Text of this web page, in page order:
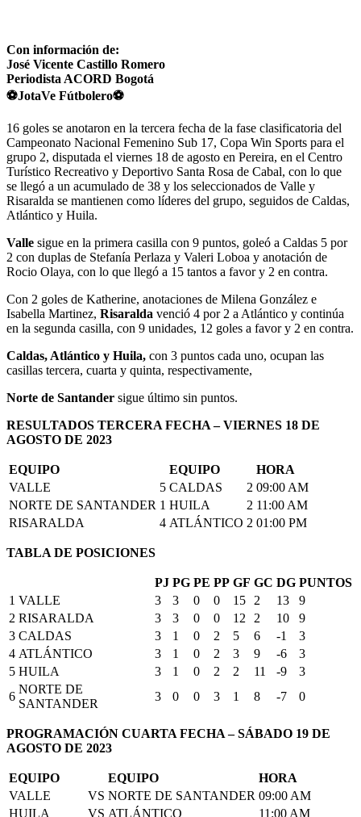
Con información de:
José Vicente Castillo Romero
Periodista ACORD Bogotá
⚽JotaVe Fútbolero⚽
16 goles se anotaron en la tercera fecha de la fase clasificatoria del
Campeonato Nacional Femenino Sub 17, Copa Win Sports para el
grupo 2, disputada el viernes 18 de agosto en Pereira, en el Centro
Turístico Recreativo y Deportivo Santa Rosa de Cabal, con lo que
se llegó a un acumulado de 38 y los seleccionados de Valle y
Risaralda se mantienen como líderes del grupo, seguidos de Caldas,
Atlántico y Huila.
Valle sigue en la primera casilla con 9 puntos, goleó a Caldas 5 por
2 con duplas de Stefanía Perlaza y Valeri Loboa y anotación de
Rocio Olaya, con lo que llegó a 15 tantos a favor y 2 en contra.
Con 2 goles de Katherine, anotaciones de Milena González e
Isabella Martinez, Risaralda venció 4 por 2 a Atlántico y continúa
en la segunda casilla, con 9 unidades, 12 goles a favor y 2 en contra.
Caldas, Atlántico y Huila, con 3 puntos cada uno, ocupan las
casillas tercera, cuarta y quinta, respectivamente,
Norte de Santander sigue último sin puntos.
RESULTADOS TERCERA FECHA – VIERNES 18 DE
AGOSTO DE 2023
EQUIPO EQUIPO
HORA
VALLE
5 CALDAS 2 09:00 AM
NORTE DE SANTANDER 1 HUILA 2 11:00 AM
RISARALDA
4 ATLÁNTICO 2 01:00 PM
TABLA DE POSICIONES
PJ PG PE PP GF GC DG PUNTOS
1 VALLE 3 3 0 0 15 2 13
9
2 RISARALDA 3 3 0 0 12 2 10
9
3 CALDAS 3 1 0 2 5 6 -1
3
4 ATLÁNTICO 3 1 0 2 3 9 -6
3
5 HUILA 3 1 0 2 2 11 -9
3
6
NORTE DE
SANTANDER
3 0 0 3 1 8 -7 0
PROGRAMACIÓN CUARTA FECHA – SÁBADO 19 DE
AGOSTO DE 2023
EQUIPO EQUIPO
HORA
VALLE
VS NORTE DE SANTANDER 09:00 AM
HUILA
VS ATLÁNTICO 11:00 AM